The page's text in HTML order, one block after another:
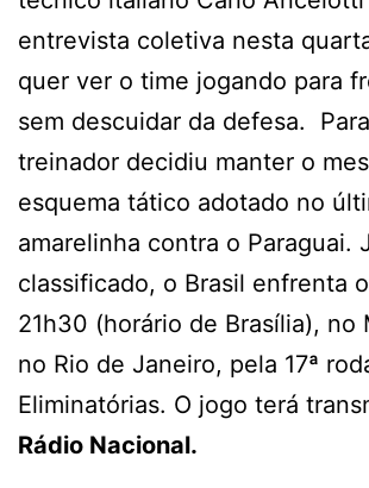
entrevista coletiva nesta
quer ver o time jogando para
sem descuidar da defesa.
treinador decidiu manter o
esquema tático adotado no
amarelinha contra o Paraguai.
classificado, o Brasil enfrenta
21h30 (horário de Brasília), no
no Rio de Janeiro, pela 17ª
Eliminatórias. O jogo terá
Rádio Nacional.